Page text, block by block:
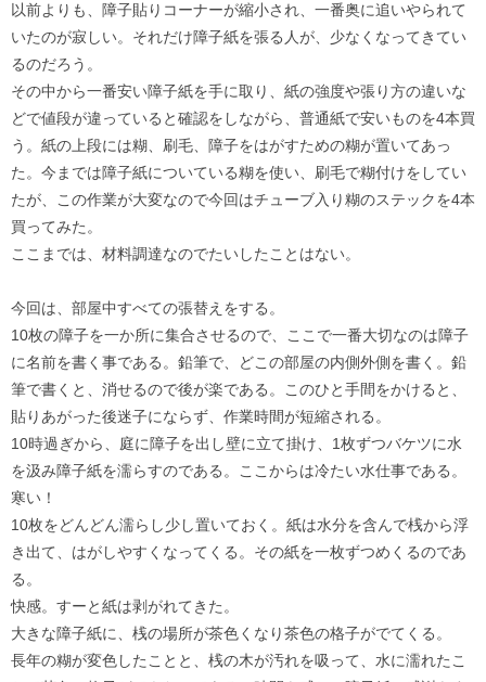
以前よりも、障子貼りコーナーが縮小され、一番奥に追いやられて
いたのが寂しい。それだけ障子紙を張る人が、少なくなってきてい
るのだろう。
その中から一番安い障子紙を手に取り、紙の強度や張り方の違いな
どで値段が違っていると確認をしながら、普通紙で安いものを4本買
う。紙の上段には糊、刷毛、障子をはがすための糊が置いてあっ
た。今までは障子紙についている糊を使い、刷毛で糊付けをしてい
たが、この作業が大変なので今回はチューブ入り糊のステックを4本
買ってみた。
ここまでは、材料調達なのでたいしたことはない。
今回は、部屋中すべての張替えをする。
10枚の障子を一か所に集合させるので、ここで一番大切なのは障子
に名前を書く事である。鉛筆で、どこの部屋の内側外側を書く。鉛
筆で書くと、消せるので後が楽である。このひと手間をかけると、
貼りあがった後迷子にならず、作業時間が短縮される。
10時過ぎから、庭に障子を出し壁に立て掛け、1枚ずつバケツに水
を汲み障子紙を濡らすのである。ここからは冷たい水仕事である。
寒い！
10枚をどんどん濡らし少し置いておく。紙は水分を含んで桟から浮
き出て、はがしやすくなってくる。その紙を一枚ずつめくるのであ
る。
快感。すーと紙は剥がれてきた。
大きな障子紙に、桟の場所が茶色くなり茶色の格子がでてくる。
長年の糊が変色したことと、桟の木が汚れを吸って、水に濡れたこ